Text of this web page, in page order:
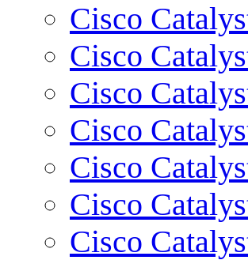
Cisco
Cisco
Cisco
Cisco
Cisco
Cisco
Cisco